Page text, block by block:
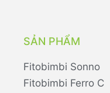
SẢN PHẨM
Fitobimbi Sonno
Fitobimbi Ferro C